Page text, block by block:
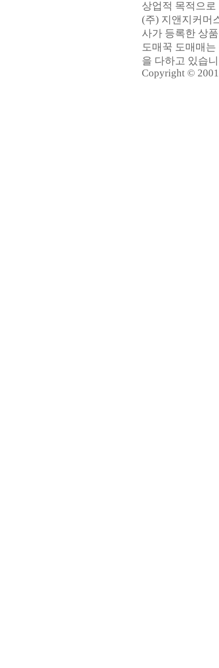
상업적 목적으
(주) 지앤지커머
사가 등록한 상
도매꾹 도매매
을 다하고 있습
Copyright ©